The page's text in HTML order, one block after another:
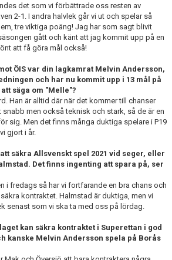
det som vi förbättrade oss resten av
2-1. I andra halvlek går vi ut och spelar så
tre viktiga poäng! Jag har som sagt blivit
gått och känt att jag kommit upp på en
att få göra mål också!
ÖIS var din lagkamrat Melvin Andersson,
och har nu kommit upp i 13 mål på
säga om "Melle"?
Han är alltid där när det kommer till chanser
men också teknisk och stark, så de är en
sig. Men det finns många duktiga spelare i P19
gjort i år.
säkra Allsvenskt spel 2021 vid seger, eller
Det finns ingenting att spara på, ser
i fredags så har vi fortfarande en bra chans och
kontraktet. Halmstad är duktiga, men vi
senast som vi ska ta med oss på lördag.
kan säkra kontraktet i Superettan i god
kanske Melvin Andersson spela på Borås